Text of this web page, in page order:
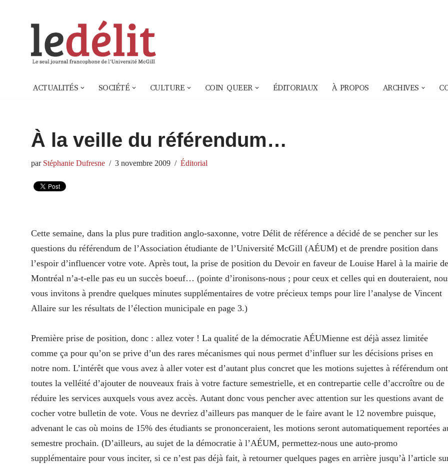
ACTUALITÉS SOCIÉTÉ CULTURE COIN QUEER ÉDITORIAUX À PROPOS ARCHIVES
À la veille du référendum…
par Stéphanie Dufresne 3 novembre 2009 Éditorial
Cette semaine, dans la plus pure tradition anglo-saxonne, votre Délit de référence a décidé de se pencher sur les
questions du référendum de l’Association étudiante de l’Université McGill (AÉUM) et de prendre position dans
l’espoir d’influencer votre vote. Après tout, la prise de position du Devoir en faveur de Louise Harel à la mairie de
Montréal n’a‑t-elle pas eu un succès boeuf… (pointe d’ironisons-nous ; pour ceux et celles qui en douteraient,
vous invitons à prendre quelques minutes supplémentaires de votre précieux temps pour lire l’analyse de Vincent
Allaire sur les résultats de l’élection municipale en page 3.)
Première prise de position, donc : allez voter ! La qualité de la démocratie AÉUMienne est déjà assez limitée
comme ça pour qu’on se prive d’un des rares mécanismes qui nous permet d’influer sur les décisions prises en
notre nom. L’intérêt que vous avez à aller voter est d’autant plus concret que les motions sujettes à référendum ont
toutes la velléité d’ajouter de nouveaux frais à votre facture semestrielle, et en contrepartie celle d’accroître ou de
réduire les services auxquels vous avez accès. Autant donc vous pencher avec attention sur les questions avant de
cocher votre bulletin de vote. Vous ne devriez d’ailleurs pas manquer de le faire avant le 12 novembre puisque,
advenant le cas où moins de 15% des étudiants se prononceraient, les motions seront automatiquement reportées
semestre prochain. (D’ailleurs, au sujet de la démocratie à l’AÉUM, permettez-nous une auto-promo
supplémentaire pour vous inciter, si ce n’est pas déjà fait, à retourner quelques pages en arrière jusqu’à l’article